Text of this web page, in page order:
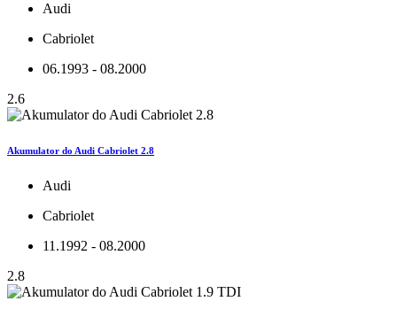
Audi
Cabriolet
06.1993 - 08.2000
2.6
Akumulator do Audi Cabriolet 2.8
Audi
Cabriolet
11.1992 - 08.2000
2.8